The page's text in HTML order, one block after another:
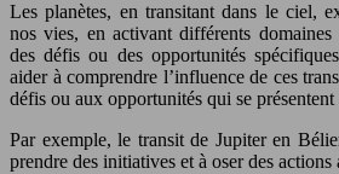
Les planètes, en transitant dans le ciel,
nos vies, en activant différents
des défis ou des opportunités
aider à comprendre l’influence de ces
défis ou aux opportunités qui se présentent
Par exemple, le transit de Jupiter en
prendre des initiatives et à oser des actions